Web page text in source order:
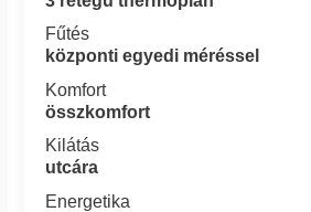
Fűtés
központi egyedi méréssel
Komfort
összkomfort
Kilátás
utcára
Energetika